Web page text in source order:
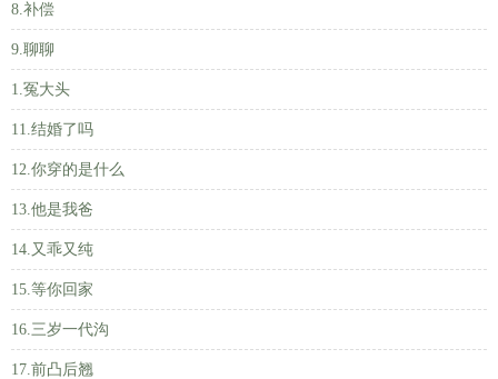
8.补偿
9.聊聊
1.冤大头
11.结婚了吗
12.你穿的是什么
13.他是我爸
14.又乖又纯
15.等你回家
16.三岁一代沟
17.前凸后翘